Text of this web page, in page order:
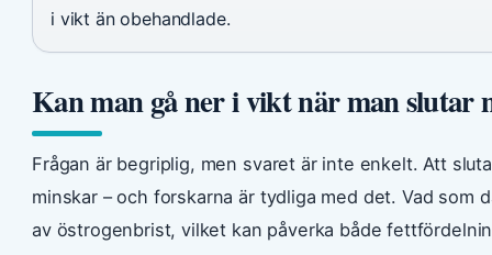
i vikt än obehandlade.
Kan man gå ner i vikt när man slutar
Frågan är begriplig, men svaret är inte enkelt. Att
minskar – och forskarna är tydliga med det. Vad
av östrogenbrist, vilket kan påverka både